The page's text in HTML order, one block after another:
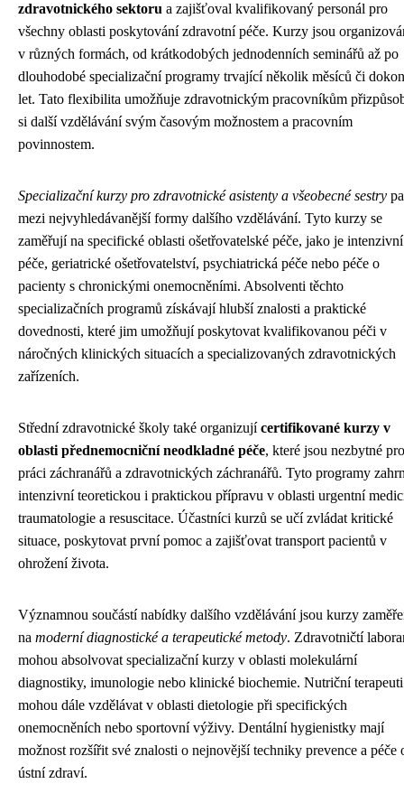
zdravotnického sektoru a zajišťoval kvalifikovaný personál pro
všechny oblasti poskytování zdravotní péče. Kurzy jsou
v různých formách, od krátkodobých jednodenních seminářů až po
dlouhodobé specializační programy trvající několik měsíců či
let. Tato flexibilita umožňuje zdravotnickým pracovníkům
si další vzdělávání svým časovým možnostem a pracovním
povinnostem.
Specializační kurzy pro zdravotnické asistenty a všeobecné sestry
mezi nejvyhledávanější formy dalšího vzdělávání. Tyto kurzy se
zaměřují na specifické oblasti ošetřovatelské péče, jako je intenzivní
péče, geriatrické ošetřovatelství, psychiatrická péče nebo péče o
pacienty s chronickými onemocněními. Absolventi těchto
specializačních programů získávají hlubší znalosti a praktické
dovednosti, které jim umožňují poskytovat kvalifikovanou péči v
náročných klinických situacích a specializovaných zdravotnických
zařízeních.
Střední zdravotnické školy také organizujícertifikované kurzy v
oblasti přednemocniční neodkladné péče, které jsou nezbytné pro
práci záchranářů a zdravotnických záchranářů. Tyto programy
intenzivní teoretickou i praktickou přípravu v oblasti urgentní
traumatologie a resuscitace. Účastníci kurzů se učí zvládat kritické
situace, poskytovat první pomoc a zajišťovat transport pacientů v
ohrožení života.
Významnou součástí nabídky dalšího vzdělávání jsou kurzy
na moderní diagnostické a terapeutické metody. Zdravotničtí
mohou absolvovat specializační kurzy v oblasti molekulární
diagnostiky, imunologie nebo klinické biochemie. Nutriční terapeuti
mohou dále vzdělávat v oblasti dietologie při specifických
onemocněních nebo sportovní výživy. Dentální hygienistky mají
možnost rozšířit své znalosti o nejnovější techniky prevence a péče
ústní zdraví.